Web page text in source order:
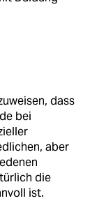
dass
bei
aber
die
ist.